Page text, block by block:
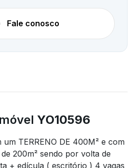
Fale conosco
YO10596
um TERRENO DE 400M² e com
200m² sendo por volta de
+ edícula ( escritório ) 4 vagas